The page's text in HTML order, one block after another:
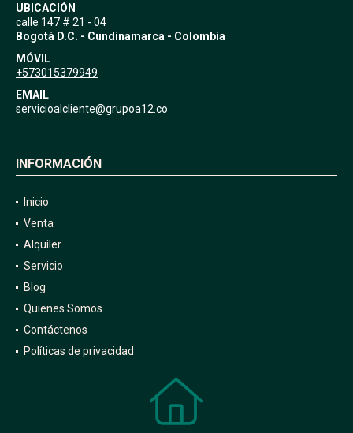
UBICACIÓN
calle 147 # 21 - 04
Bogotá D.C. - Cundinamarca - Colombia
MÓVIL
+573015379949
EMAIL
servicioalcliente@grupoa12.co
INFORMACIÓN
Inicio
Venta
Alquiler
Servicio
Blog
Quienes Somos
Contáctenos
Políticas de privacidad